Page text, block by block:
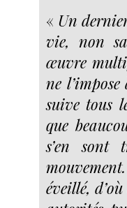
« Un
vie, non
œuvre
ne
suive tous
que
s’en sont
éveillé,